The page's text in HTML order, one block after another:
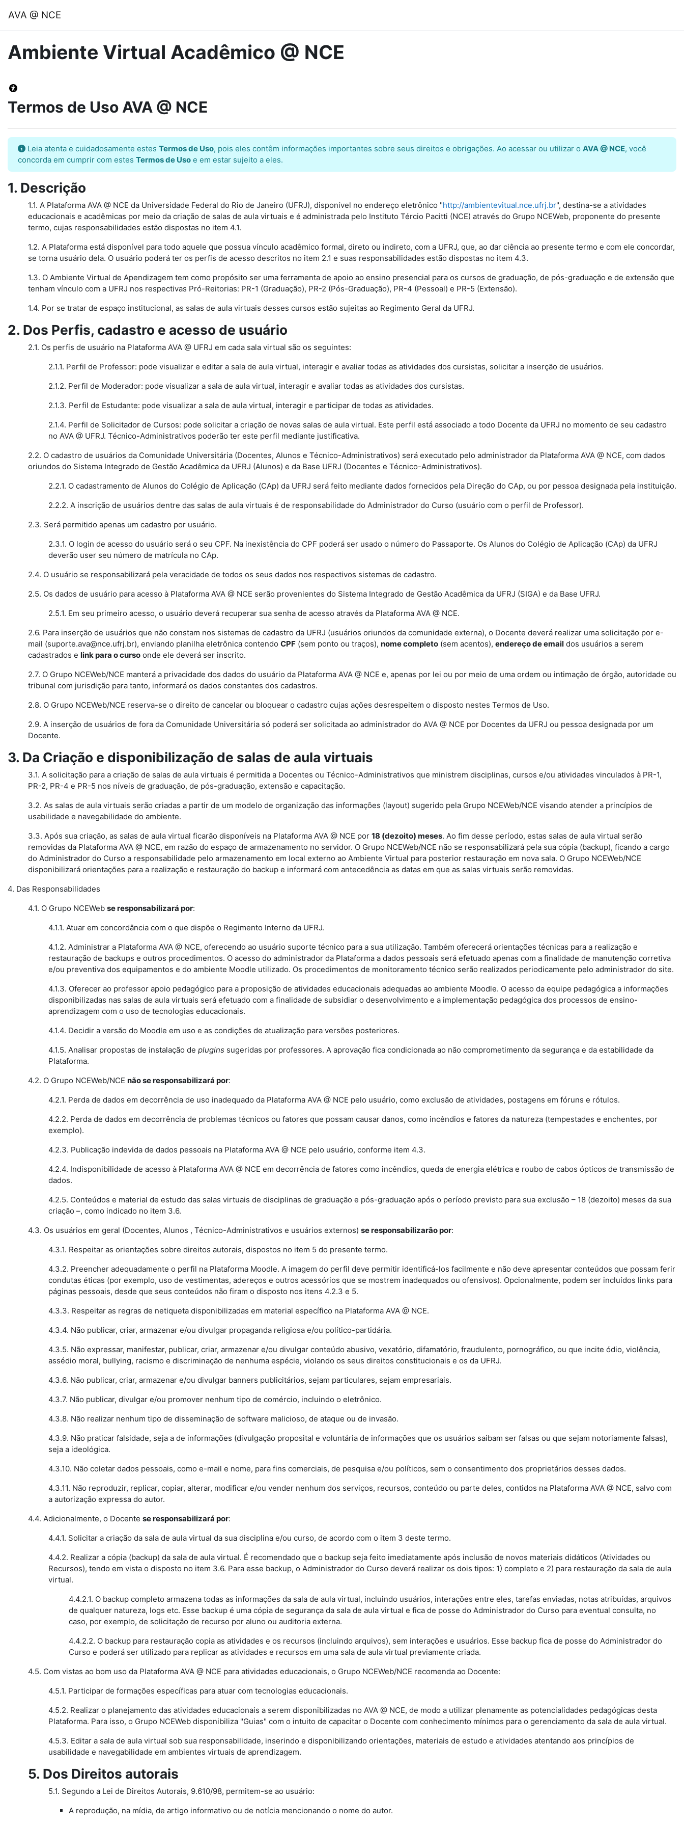
AVA @ NCE
Ambiente Virtual Acadêmico @ NCE
Termos de Uso AVA @ NCE
Leia atenta e cuidadosamente estes Termos de Uso, pois eles contêm informações importantes sobre seus direitos e obrigações. Ao acessar ou utilizar o AVA @ NCE, você
concorda em cumprir com estes Termos de Uso e em estar sujeito a eles.
1. Descrição
1.1. A Plataforma AVA @ NCE da Universidade Federal do Rio de Janeiro (UFRJ), disponível no endereço eletrônico "http://ambientevitual.nce.ufrj.br", destina-se a atividades
educacionais e acadêmicas por meio da criação de salas de aula virtuais e é administrada pelo Instituto Tércio Pacitti (NCE) através do Grupo NCEWeb, proponente do presente
termo, cujas responsabilidades estão dispostas no item 4.1.
1.2. A Plataforma está disponível para todo aquele que possua vínculo acadêmico formal, direto ou indireto, com a UFRJ, que, ao dar ciência ao presente termo e com ele concordar,
se torna usuário dela. O usuário poderá ter os perfis de acesso descritos no item 2.1 e suas responsabilidades estão dispostas no item 4.3.
1.3. O Ambiente Virtual de Apendizagem tem como propósito ser uma ferramenta de apoio ao ensino presencial para os cursos de graduação, de pós-graduação e de extensão que
tenham vínculo com a UFRJ nos respectivas Pró-Reitorias: PR-1 (Graduação), PR-2 (Pós-Graduação), PR-4 (Pessoal) e PR-5 (Extensão).
1.4. Por se tratar de espaço institucional, as salas de aula virtuais desses cursos estão sujeitas ao Regimento Geral da UFRJ.
2. Dos Perfis, cadastro e acesso de usuário
2.1. Os perfis de usuário na Plataforma AVA @ UFRJ em cada sala virtual são os seguintes:
2.1.1. Perfil de Professor: pode visualizar e editar a sala de aula virtual, interagir e avaliar todas as atividades dos cursistas, solicitar a inserção de usuários.
2.1.2. Perfil de Moderador: pode visualizar a sala de aula virtual, interagir e avaliar todas as atividades dos cursistas.
2.1.3. Perfil de Estudante: pode visualizar a sala de aula virtual, interagir e participar de todas as atividades.
2.1.4. Perfil de Solicitador de Cursos: pode solicitar a criação de novas salas de aula virtual. Este perfil está associado a todo Docente da UFRJ no momento de seu cadastro
no AVA @ UFRJ. Técnico-Administrativos poderão ter este perfil mediante justificativa.
2.2. O cadastro de usuários da Comunidade Universitária (Docentes, Alunos e Técnico-Administrativos) será executado pelo administrador da Plataforma AVA @ NCE, com dados
oriundos do Sistema Integrado de Gestão Acadêmica da UFRJ (Alunos) e da Base UFRJ (Docentes e Técnico-Administrativos).
2.2.1. O cadastramento de Alunos do Colégio de Aplicação (CAp) da UFRJ será feito mediante dados fornecidos pela Direção do CAp, ou por pessoa designada pela instituição.
2.2.2. A inscrição de usuários dentre das salas de aula virtuais é de responsabilidade do Administrador do Curso (usuário com o perfil de Professor).
2.3. Será permitido apenas um cadastro por usuário.
2.3.1. O login de acesso do usuário será o seu CPF. Na inexistência do CPF poderá ser usado o número do Passaporte. Os Alunos do Colégio de Aplicação (CAp) da UFRJ
deverão user seu número de matrícula no CAp.
2.4. O usuário se responsabilizará pela veracidade de todos os seus dados nos respectivos sistemas de cadastro.
2.5. Os dados de usuário para acesso à Plataforma AVA @ NCE serão provenientes do Sistema Integrado de Gestão Acadêmica da UFRJ (SIGA) e da Base UFRJ.
2.5.1. Em seu primeiro acesso, o usuário deverá recuperar sua senha de acesso através da Plataforma AVA @ NCE.
2.6. Para inserção de usuários que não constam nos sistemas de cadastro da UFRJ (usuários oriundos da comunidade externa), o Docente deverá realizar uma solicitação por e-
mail (suporte.ava@nce.ufrj.br), enviando planilha eletrônica contendo CPF (sem ponto ou traços), nome completo (sem acentos), endereço de email dos usuários a serem
cadastrados e link para o curso onde ele deverá ser inscrito.
2.7. O Grupo NCEWeb/NCE manterá a privacidade dos dados do usuário da Plataforma AVA @ NCE e, apenas por lei ou por meio de uma ordem ou intimação de órgão, autoridade ou
tribunal com jurisdição para tanto, informará os dados constantes dos cadastros.
2.8. O Grupo NCEWeb/NCE reserva-se o direito de cancelar ou bloquear o cadastro cujas ações desrespeitem o disposto nestes Termos de Uso.
2.9. A inserção de usuários de fora da Comunidade Universitária só poderá ser solicitada ao administrador do AVA @ NCE por Docentes da UFRJ ou pessoa designada por um
Docente.
3. Da Criação e disponibilização de salas de aula virtuais
3.1. A solicitação para a criação de salas de aula virtuais é permitida a Docentes ou Técnico-Administrativos que ministrem disciplinas, cursos e/ou atividades vinculados à PR-1,
PR-2, PR-4 e PR-5 nos níveis de graduação, de pós-graduação, extensão e capacitação.
3.2. As salas de aula virtuais serão criadas a partir de um modelo de organização das informações (layout) sugerido pela Grupo NCEWeb/NCE visando atender a princípios de
usabilidade e navegabilidade do ambiente.
3.3. Após sua criação, as salas de aula virtual ficarão disponíveis na Plataforma AVA @ NCE por 18 (dezoito) meses. Ao fim desse período, estas salas de aula virtual serão
removidas da Plataforma AVA @ NCE, em razão do espaço de armazenamento no servidor. O Grupo NCEWeb/NCE não se responsabilizará pela sua cópia (backup), ficando a cargo
do Administrador do Curso a responsabilidade pelo armazenamento em local externo ao Ambiente Virtual para posterior restauração em nova sala. O Grupo NCEWeb/NCE
disponibilizará orientações para a realização e restauração do backup e informará com antecedência as datas em que as salas virtuais serão removidas.
4. Das Responsabilidades
4.1. O Grupo NCEWeb se responsabilizará por:
4.1.1. Atuar em concordância com o que dispõe o Regimento Interno da UFRJ.
4.1.2. Administrar a Plataforma AVA @ NCE, oferecendo ao usuário suporte técnico para a sua utilização. Também oferecerá orientações técnicas para a realização e
restauração de backups e outros procedimentos. O acesso do administrador da Plataforma a dados pessoais será efetuado apenas com a finalidade de manutenção corretiva
e/ou preventiva dos equipamentos e do ambiente Moodle utilizado. Os procedimentos de monitoramento técnico serão realizados periodicamente pelo administrador do site.
4.1.3. Oferecer ao professor apoio pedagógico para a proposição de atividades educacionais adequadas ao ambiente Moodle. O acesso da equipe pedagógica a informações
disponibilizadas nas salas de aula virtuais será efetuado com a finalidade de subsidiar o desenvolvimento e a implementação pedagógica dos processos de ensino-
aprendizagem com o uso de tecnologias educacionais.
4.1.4. Decidir a versão do Moodle em uso e as condições de atualização para versões posteriores.
4.1.5. Analisar propostas de instalação de plugins sugeridas por professores. A aprovação fica condicionada ao não comprometimento da segurança e da estabilidade da
Plataforma.
4.2. O Grupo NCEWeb/NCE não se responsabilizará por:
4.2.1. Perda de dados em decorrência de uso inadequado da Plataforma AVA @ NCE pelo usuário, como exclusão de atividades, postagens em fóruns e rótulos.
4.2.2. Perda de dados em decorrência de problemas técnicos ou fatores que possam causar danos, como incêndios e fatores da natureza (tempestades e enchentes, por
exemplo).
4.2.3. Publicação indevida de dados pessoais na Plataforma AVA @ NCE pelo usuário, conforme item 4.3.
4.2.4. Indisponibilidade de acesso à Plataforma AVA @ NCE em decorrência de fatores como incêndios, queda de energia elétrica e roubo de cabos ópticos de transmissão de
dados.
4.2.5. Conteúdos e material de estudo das salas virtuais de disciplinas de graduação e pós-graduação após o período previsto para sua exclusão – 18 (dezoito) meses da sua
criação –, como indicado no item 3.6.
4.3. Os usuários em geral (Docentes, Alunos , Técnico-Administrativos e usuários externos) se responsabilizarão por:
4.3.1. Respeitar as orientações sobre direitos autorais, dispostos no item 5 do presente termo.
4.3.2. Preencher adequadamente o perfil na Plataforma Moodle. A imagem do perfil deve permitir identificá-los facilmente e não deve apresentar conteúdos que possam ferir
condutas éticas (por exemplo, uso de vestimentas, adereços e outros acessórios que se mostrem inadequados ou ofensivos). Opcionalmente, podem ser incluídos links para
páginas pessoais, desde que seus conteúdos não firam o disposto nos itens 4.2.3 e 5.
4.3.3. Respeitar as regras de netiqueta disponibilizadas em material específico na Plataforma AVA @ NCE.
4.3.4. Não publicar, criar, armazenar e/ou divulgar propaganda religiosa e/ou político-partidária.
4.3.5. Não expressar, manifestar, publicar, criar, armazenar e/ou divulgar conteúdo abusivo, vexatório, difamatório, fraudulento, pornográfico, ou que incite ódio, violência,
assédio moral, bullying, racismo e discriminação de nenhuma espécie, violando os seus direitos constitucionais e os da UFRJ.
4.3.6. Não publicar, criar, armazenar e/ou divulgar banners publicitários, sejam particulares, sejam empresariais.
4.3.7. Não publicar, divulgar e/ou promover nenhum tipo de comércio, incluindo o eletrônico.
4.3.8. Não realizar nenhum tipo de disseminação de software malicioso, de ataque ou de invasão.
4.3.9. Não praticar falsidade, seja a de informações (divulgação proposital e voluntária de informações que os usuários saibam ser falsas ou que sejam notoriamente falsas),
seja a ideológica.
4.3.10. Não coletar dados pessoais, como e-mail e nome, para fins comerciais, de pesquisa e/ou políticos, sem o consentimento dos proprietários desses dados.
4.3.11. Não reproduzir, replicar, copiar, alterar, modificar e/ou vender nenhum dos serviços, recursos, conteúdo ou parte deles, contidos na Plataforma AVA @ NCE, salvo com
a autorização expressa do autor.
4.4. Adicionalmente, o Docente se responsabilizará por:
4.4.1. Solicitar a criação da sala de aula virtual da sua disciplina e/ou curso, de acordo com o item 3 deste termo.
4.4.2. Realizar a cópia (backup) da sala de aula virtual. É recomendado que o backup seja feito imediatamente após inclusão de novos materiais didáticos (Atividades ou
Recursos), tendo em vista o disposto no item 3.6. Para esse backup, o Administrador do Curso deverá realizar os dois tipos: 1) completo e 2) para restauração da sala de aula
virtual.
4.4.2.1. O backup completo armazena todas as informações da sala de aula virtual, incluindo usuários, interações entre eles, tarefas enviadas, notas atribuídas, arquivos
de qualquer natureza, logs etc. Esse backup é uma cópia de segurança da sala de aula virtual e fica de posse do Administrador do Curso para eventual consulta, no
caso, por exemplo, de solicitação de recurso por aluno ou auditoria externa.
4.4.2.2. O backup para restauração copia as atividades e os recursos (incluindo arquivos), sem interações e usuários. Esse backup fica de posse do Administrador do
Curso e poderá ser utilizado para replicar as atividades e recursos em uma sala de aula virtual previamente criada.
4.5. Com vistas ao bom uso da Plataforma AVA @ NCE para atividades educacionais, o Grupo NCEWeb/NCE recomenda ao Docente:
4.5.1. Participar de formações específicas para atuar com tecnologias educacionais.
4.5.2. Realizar o planejamento das atividades educacionais a serem disponibilizadas no AVA @ NCE, de modo a utilizar plenamente as potencialidades pedagógicas desta
Plataforma. Para isso, o Grupo NCEWeb disponibiliza "Guias" com o intuito de capacitar o Docente com conhecimento mínimos para o gerenciamento da sala de aula virtual.
4.5.3. Editar a sala de aula virtual sob sua responsabilidade, inserindo e disponibilizando orientações, materiais de estudo e atividades atentando aos princípios de
usabilidade e navegabilidade em ambientes virtuais de aprendizagem.
5. Dos Direitos autorais
5.1. Segundo a Lei de Direitos Autorais, 9.610/98, permitem-se ao usuário:
A reprodução, na mídia, de artigo informativo ou de notícia mencionando o nome do autor.